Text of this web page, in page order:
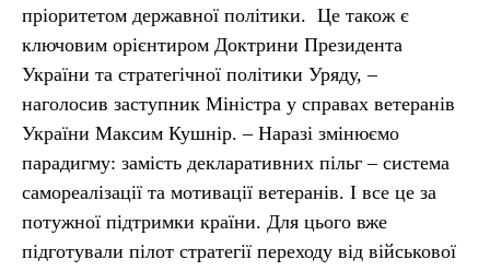
пріоритетом державної політики. Це також є
ключовим орієнтиром Доктрини Президента
України та стратегічної політики Уряду, –
наголосив заступник Міністра у справах ветеранів
України Максим Кушнір. – Наразі змінюємо
парадигму: замість декларативних пільг – система
самореалізації та мотивації ветеранів. І все це за
потужної підтримки країни. Для цього вже
підготували пілот стратегії переходу від військової